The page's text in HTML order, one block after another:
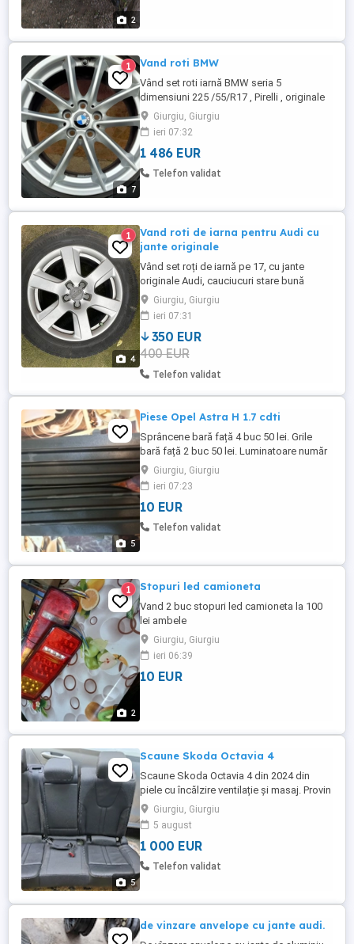
2
7
1 Vand roti BMW
Vând set roti iarnă BMW seria 5
dimensiuni 225 /55/R17 , Pirelli , originale
cu senzori de presiune achiziționate în
decembrie 2024 de la Bavaria folosite 2
luni dețin factura, preț de achiziție 2.100 €
.Preț vânzare 7.800 lei.
Giurgiu, Giurgiu
ieri 07:32
1 486 EUR
Telefon validat
4
1
Vand roti de iarna pentru Audi cu
jante originale
Vând set roți de iarnă pe 17, cu jante
originale Audi, cauciucuri stare bună
Continental. 225/55/17. Preț 350 euro .
Giurgiu, Giurgiu
ieri 07:31
350 EUR
400 EUR
Telefon validat
5
Piese Opel Astra H 1.7 cdti
Sprâncene bară față 4 buc 50 lei. Grile
bară față 2 buc 50 lei. Luminatoare număr
spate 2 buc 50 lei. Motoraș ștergător
lunetă hayon 1 buc 50 lei. Motoraș macara
geam dreapta spate 1 buc 50 lei.
Ornament cromat hayon + sistem
închidere 75 lei Senzor turație motor
Giurgiu, Giurgiu
ieri 07:23
10 EUR
Telefon validat
2
1 Stopuri led camioneta
Vand 2 buc stopuri led camioneta la 100
lei ambele
Giurgiu, Giurgiu
ieri 06:39
10 EUR
5
Scaune Skoda Octavia 4
Scaune Skoda Octavia 4 din 2024 din
piele cu încălzire ventilație și masaj. Provin
din dezmembrări. Predare directa in
Giurgiu. Detalii la 0 7 6 0 8 5 9 5 8 6 .
Giurgiu, Giurgiu
5 august
1 000 EUR
Telefon validat
de vinzare anvelope cu jante audi.